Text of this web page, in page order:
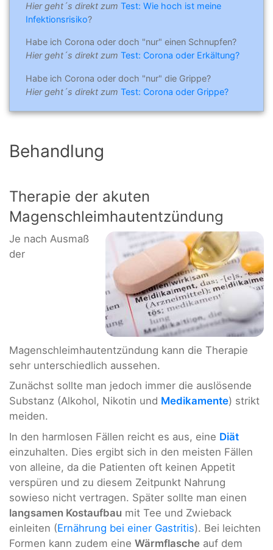
Hier geht´s direkt zum Test: Wie hoch ist meine
Infektionsrisiko?
Habe ich Corona oder doch "nur" einen Schnupfen?
Hier geht´s direkt zum Test: Corona oder Erkältung?
Habe ich Corona oder doch "nur" die Grippe?
Hier geht´s direkt zum Test: Corona oder Grippe?
Behandlung
Therapie der akuten
Magenschleimhautentzündung
Je nach Ausmaß
der
Magenschleimhautentzündung kann die Therapie
sehr unterschiedlich aussehen.
Zunächst sollte man jedoch immer die auslösende
Substanz (Alkohol, Nikotin und Medikamente) strikt
meiden.
In den harmlosen Fällen reicht es aus, eine Diät
einzuhalten. Dies ergibt sich in den meisten Fällen
von alleine, da die Patienten oft keinen Appetit
verspüren und zu diesem Zeitpunkt Nahrung
sowieso nicht vertragen. Später sollte man einen
langsamen Kostaufbau mit Tee und Zwieback
einleiten (Ernährung bei einer Gastritis). Bei leichten
Formen kann zudem eine Wärmflasche auf dem